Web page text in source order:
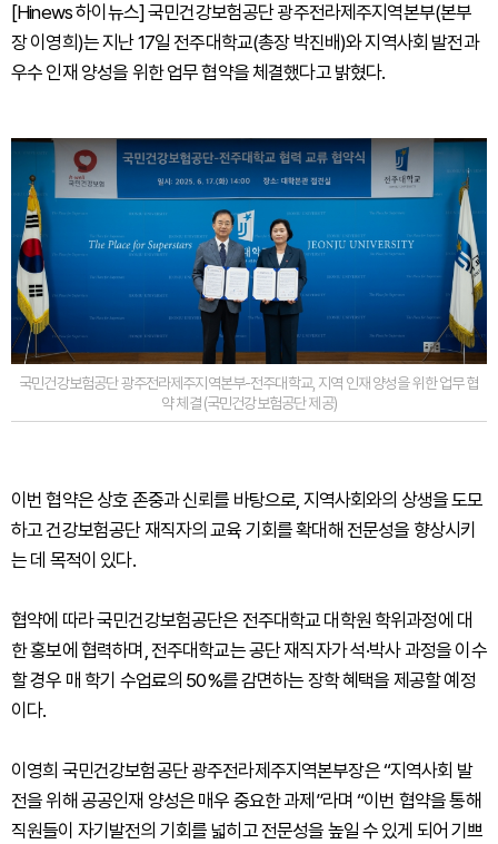
[Hinews 하이뉴스] 국민건강보험공단 광주전라제주지역본부(본부
장 이영희)는 지난 17일 전주대학교(총장 박진배)와 지역사회 발전과
우수 인재 양성을 위한 업무 협약을 체결했다고 밝혔다.
국민건강보험공단 광주전라제주지역본부-전주대학교, 지역 인재 양성을 위한 업무 협
약 체결 (국민건강보험공단 제공)
이번 협약은 상호 존중과 신뢰를 바탕으로, 지역사회와의 상생을 도모
하고 건강보험공단 재직자의 교육 기회를 확대해 전문성을 향상시키
는 데 목적이 있다.
협약에 따라 국민건강보험공단은 전주대학교 대학원 학위과정에 대
한 홍보에 협력하며, 전주대학교는 공단 재직자가 석·박사 과정을 이수
할 경우 매 학기 수업료의 50%를 감면하는 장학 혜택을 제공할 예정
이다.
이영희 국민건강보험공단 광주전라제주지역본부장은 “지역사회 발
전을 위해 공공인재 양성은 매우 중요한 과제”라며 “이번 협약을 통해
직원들이 자기발전의 기회를 넓히고 전문성을 높일 수 있게 되어 기쁘